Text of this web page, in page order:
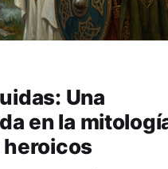
Una
en la